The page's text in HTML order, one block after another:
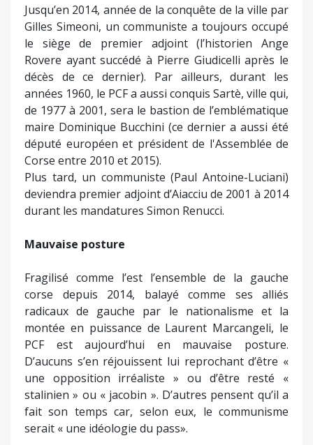
Jusqu’en 2014, année de la conquête de la ville par
Gilles Simeoni, un communiste a toujours occupé
le siège de premier adjoint (l’historien Ange
Rovere ayant succédé à Pierre Giudicelli après le
décès de ce dernier). Par ailleurs, durant les
années 1960, le PCF a aussi conquis Sartè, ville qui,
de 1977 à 2001, sera le bastion de l’emblématique
maire Dominique Bucchini (ce dernier a aussi été
député européen et président de l'Assemblée de
Corse entre 2010 et 2015).
Plus tard, un communiste (Paul Antoine-Luciani)
deviendra premier adjoint d’Aiacciu de 2001 à 2014
durant les mandatures Simon Renucci.
Mauvaise posture
Fragilisé comme l’est l’ensemble de la gauche
corse depuis 2014, balayé comme ses alliés
radicaux de gauche par le nationalisme et la
montée en puissance de Laurent Marcangeli, le
PCF est aujourd’hui en mauvaise posture.
D’aucuns s’en réjouissent lui reprochant d’être «
une opposition irréaliste » ou d’être resté «
stalinien » ou « jacobin ». D’autres pensent qu’il a
fait son temps car, selon eux, le communisme
serait « une idéologie du pass».